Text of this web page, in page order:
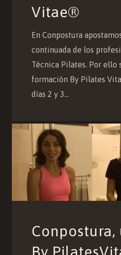
Vitae®
En Conpostura
continuada de los
Técnica Pilates. Por ello
formación By Pilates
días 2 y 3…
Conpostura,